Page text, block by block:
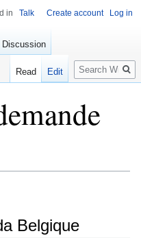
Belgique
in Talk Create account Log in
Discussion
Read Edit
Search